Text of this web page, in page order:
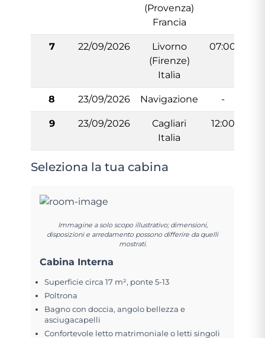
(Provenza)
Francia
7 22/09/2026
Livorno
(Firenze)
Italia
07:00
8 23/09/2026 Navigazione -
9 23/09/2026
Cagliari
Italia
12:00
Seleziona la tua cabina
Immagine a solo scopo illustrativo; dimensioni,
disposizioni e arredamento possono differire da quelli
mostrati.
Cabina Interna
Superficie circa 17 m², ponte 5-13
Poltrona
Bagno con doccia, angolo bellezza e
asciugacapelli
Confortevole letto matrimoniale o letti singoli